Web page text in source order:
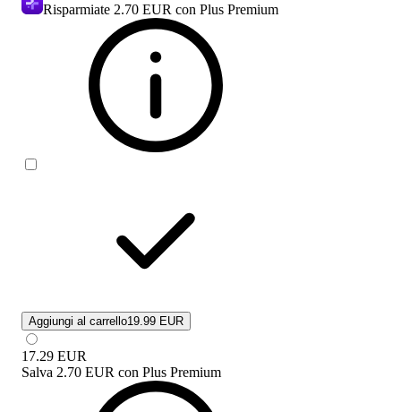
Risparmiate 2.70 EUR con Plus Premium
Aggiungi al carrello19.99 EUR
17.29 EUR
Salva 2.70 EUR con Plus Premium